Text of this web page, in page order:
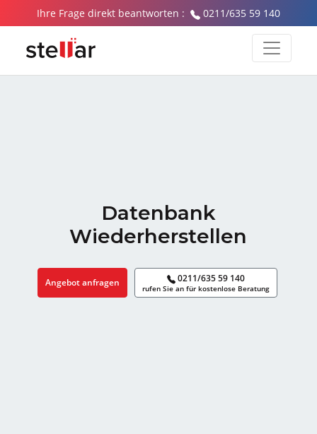
Ihre Frage direkt beantworten : 0211/635 59 140
Datenbank
Wiederherstellen
Angebot anfragen 0211/635 59 140
rufen Sie an für kostenlose Beratung